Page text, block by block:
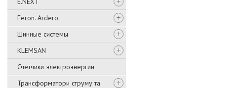
Feron. Ardero
Шинные системы
KLEMSAN
Счетчики электроэнергии
Трансформатори струму та